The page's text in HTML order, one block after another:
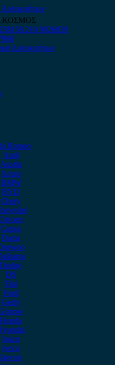
210 9026839
Romeo
Audi
Austin
Acura
BMW
BYD
Chery
Cupra
Dacia
Dodge
DS
Fiat
Ford
Geely
Honda
Isuzu
iveco
Jaecoo